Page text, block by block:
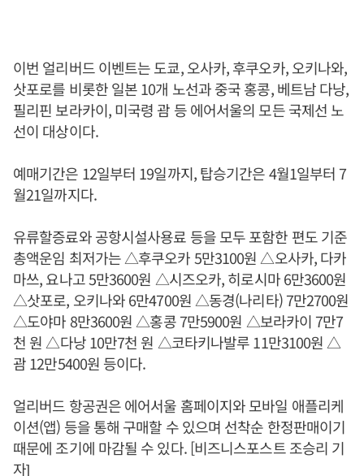
이번 얼리버드 이벤트는 도쿄, 오사카, 후쿠오카, 오키나와,
삿포로를 비롯한 일본 10개 노선과 중국 홍콩, 베트남 다낭,
필리핀 보라카이, 미국령 괌 등 에어서울의 모든 국제선 노
선이 대상이다.
예매기간은 12일부터 19일까지, 탑승기간은 4월1일부터 7
월21일까지다.
유류할증료와 공항시설사용료 등을 모두 포함한 편도 기준
총액운임 최저가는 △후쿠오카 5만3100원 △오사카, 다카
마쓰, 요나고 5만3600원 △시즈오카, 히로시마 6만3600원
△삿포로, 오키나와 6만4700원 △동경(나리타) 7만2700원
△도야마 8만3600원 △홍콩 7만5900원 △보라카이 7만7
천 원 △다낭 10만7천 원 △코타키나발루 11만3100원 △
괌 12만5400원 등이다.
얼리버드 항공권은 에어서울 홈페이지와 모바일 애플리케
이션(앱) 등을 통해 구매할 수 있으며 선착순 한정판매이기
때문에 조기에 마감될 수 있다. [비즈니스포스트 조승리 기
자]